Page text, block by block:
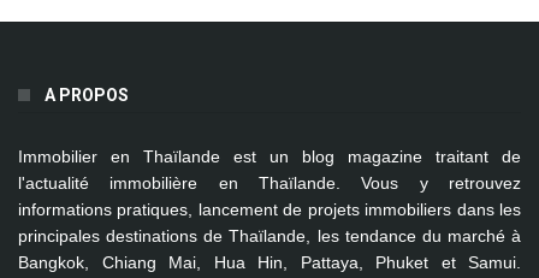
A PROPOS
Immobilier en Thaïlande est un blog magazine traitant de
l'actualité immobilière en Thaïlande. Vous y retrouvez
informations pratiques, lancement de projets immobiliers dans les
principales destinations de Thaïlande, les tendance du marché à
Bangkok, Chiang Mai, Hua Hin, Pattaya, Phuket et Samui